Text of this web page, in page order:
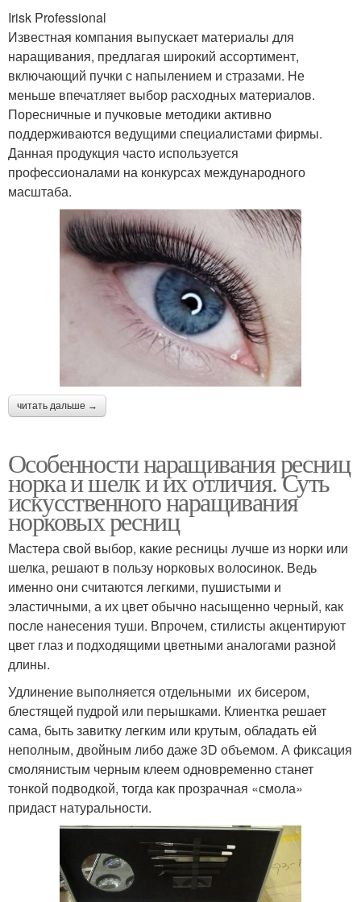
Irisk Professional
Известная компания выпускает материалы для
наращивания, предлагая широкий ассортимент,
включающий пучки с напылением и стразами. Не
меньше впечатляет выбор расходных материалов.
Поресничные и пучковые методики активно
поддерживаются ведущими специалистами фирмы.
Данная продукция часто используется
профессионалами на конкурсах международного
масштаба.
читать дальше →
Особенности наращивания ресниц
норка и шелк и их отличия. Суть
искусственного наращивания
норковых ресниц
Мастера свой выбор, какие ресницы лучше из норки или
шелка, решают в пользу норковых волосинок. Ведь
именно они считаются легкими, пушистыми и
эластичными, а их цвет обычно насыщенно черный, как
после нанесения туши. Впрочем, стилисты акцентируют
цвет глаз и подходящими цветными аналогами разной
длины.
Удлинение выполняется отдельными их бисером,
блестящей пудрой или перышками. Клиентка решает
сама, быть завитку легким или крутым, обладать ей
неполным, двойным либо даже 3D объемом. А фиксация
смолянистым черным клеем одновременно станет
тонкой подводкой, тогда как прозрачная «смола»
придаст натуральности.